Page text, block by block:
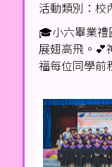
活動類別：校
🎓小六畢業禮
展翅高飛。💕
福每位同學前